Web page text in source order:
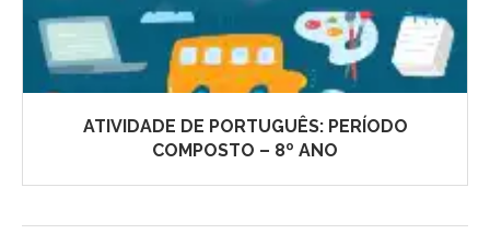
ATIVIDADE DE PORTUGUÊS: PERÍODO
COMPOSTO – 8º ANO